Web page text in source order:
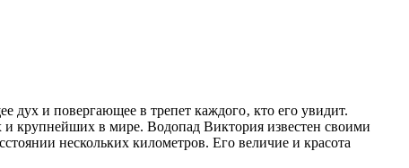
и крупнейших в мире. Водопад Виктория известен своими
нескольких километров. Его величие и красота